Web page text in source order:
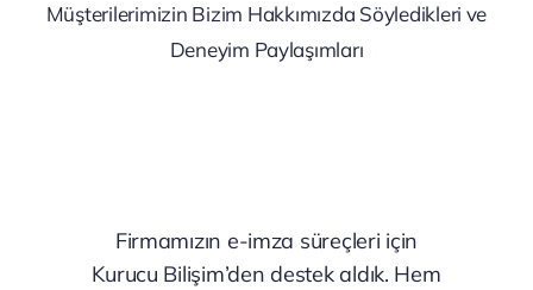
Müşterilerimizin Bizim Hakkımızda Söyledikleri ve
Deneyim Paylaşımları
Firmamızın e-imza süreçleri için
Kurucu Bilişim’den destek aldık. Hem